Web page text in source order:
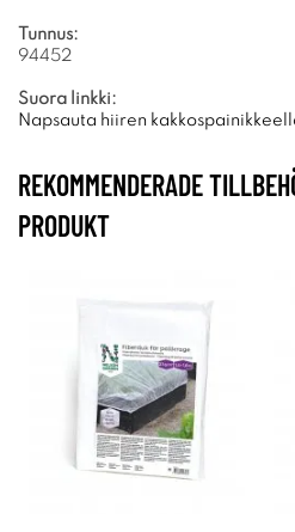
Tunnus:
94452
Suora linkki:
Napsauta hiiren
REKOMMENDERADE
PRODUKT